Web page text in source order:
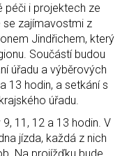
péči i projektech ze
se zajímavostmi z
Jindřichem, který
Součástí budou
úřadu a výběrových
13 hodin, a setkání s
úřadu.
11, 12 a 13 hodin. V
jízda, každá z nich
Na projížďku bude